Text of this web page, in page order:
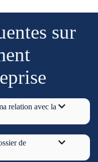
sur
relation avec la
de